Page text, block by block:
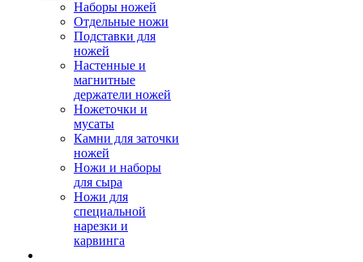
Наборы ножей
Отдельные ножи
Подставки для
ножей
Настенные и
магнитные
держатели ножей
Ножеточки и
мусаты
Камни для заточки
ножей
Ножи и наборы
для сыра
Ножи для
специальной
нарезки и
карвинга